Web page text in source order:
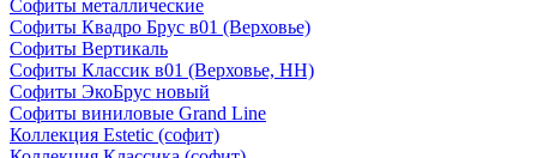
Софиты металлические
Софиты Квадро Брус в01 (Верховье)
Софиты Вертикаль
Софиты Классик в01 (Верховье, НН)
Софиты ЭкоБрус новый
Софиты виниловые Grand Line
Коллекция Estetic (софит)